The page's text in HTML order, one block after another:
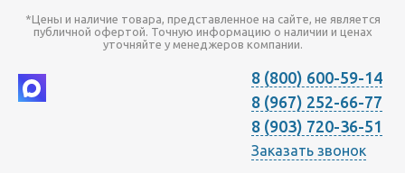
*Цены и наличие товара, представленное на сайте, не является
публичной офертой. Точную информацию о наличии и ценах
уточняйте у менеджеров компании.
8 (800) 600-59-14
8 (967) 252-66-77
8 (903) 720-36-51
Заказать звонок